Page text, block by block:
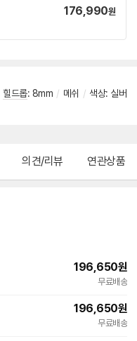
가
176,990원
힐드롭: 8mm / 메쉬 / 색상: 실버
의견/리뷰 연관상품
196,650원
무료배송
196,650원
무료배송